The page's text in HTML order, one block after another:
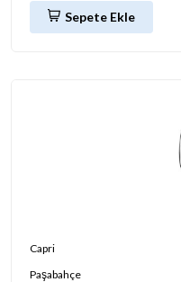
Sepete Ekle
Capri
Paşabahçe